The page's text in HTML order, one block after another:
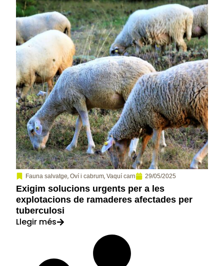
Fauna salvatge,Oví i cabrum,Vaquí carn 29/05/2025
Exigim solucions urgents per a les
explotacions de ramaderes afectades per
tuberculosi
Llegir més